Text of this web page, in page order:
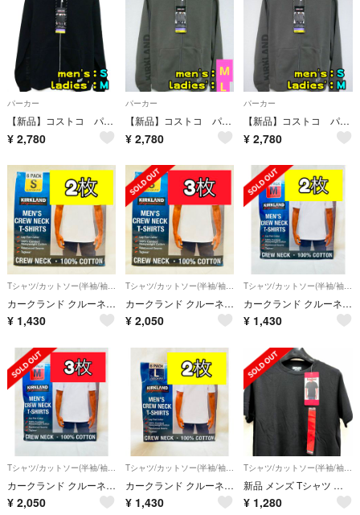
パーカー
【新品】コストコ パーカー S ユニセックス フルジップ カークランド 黒
¥ 2,780
パーカー
【新品】コストコ パーカー M ユニセックス フルジップ カークランド 濃灰
¥ 2,780
パーカー
【新品】コストコ パーカー S ユニセックス フルジップ カークランド 濃灰
¥ 2,780
カークランド クルーネックTシャツ ホワイト Sサイズ 2枚組 コストコ
¥ 1,430
カークランド クルーネックTシャツ ホワイト Sサイズ 3枚組 コストコ
¥ 2,050
カークランド クルーネックTシャツ ホワイト Mサイズ 2枚組 コストコ
¥ 1,430
カークランド クルーネックTシャツ ホワイト Mサイズ 3枚組 コストコ
¥ 2,050
カークランド クルーネックTシャツ ホワイト Lサイズ 2枚組 コストコ
¥ 1,430
新品 メンズ Tシャツ 半袖 無地 シンプル ブラック Mサイズ
¥ 1,280